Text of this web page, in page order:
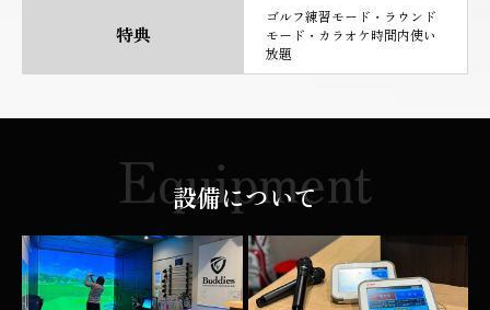
特典
ゴルフ練習モード・ラウンド
モード・カラオケ時間内使い
放題
設備について